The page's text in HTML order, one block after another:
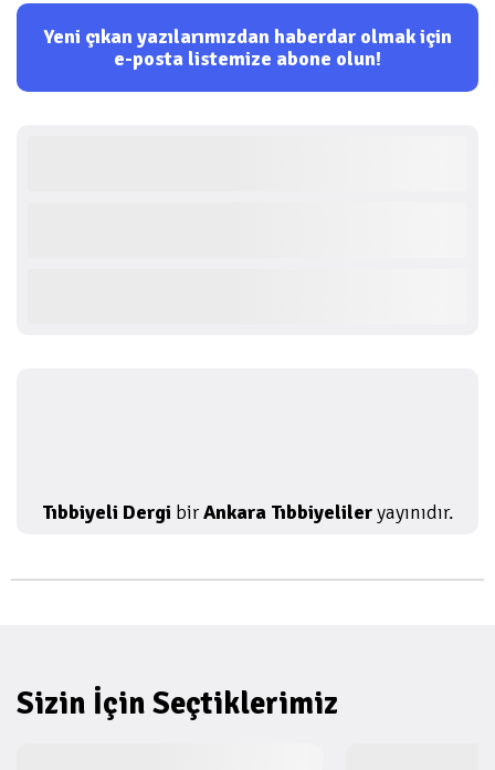
Yeni çıkan yazılarımızdan haberdar olmak için
e-posta listemize abone olun!
Tıbbiyeli Dergi birAnkara Tıbbiyelileryayınıdır.
Sizin İçin Seçtiklerimiz